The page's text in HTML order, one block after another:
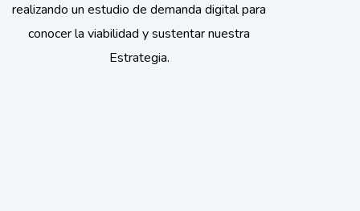
realizando un estudio de demanda digital para
conocer la viabilidad y sustentar nuestra
Estrategia.